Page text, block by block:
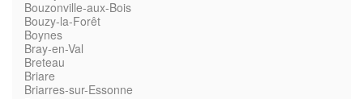
Bouzonville-aux-Bois
Bouzy-la-Forêt
Boynes
Bray-en-Val
Breteau
Briare
Briarres-sur-Essonne